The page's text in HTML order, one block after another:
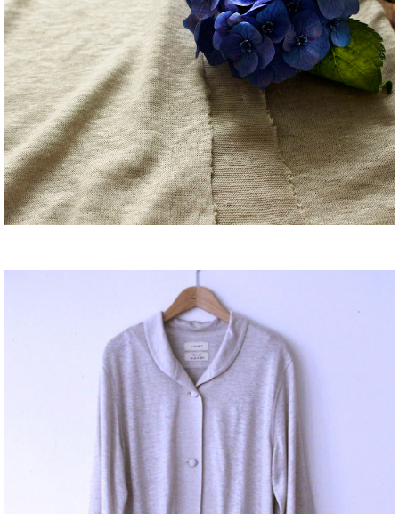
J cotton brushed fabric
Jcコットン裏毛起毛
赤
w180
ふっくらとした、裏毛起毛のニットです。パンツ、スカー
ト、ニットワンピースや、クッションなどにも。生地巾があ
るので、ソファーカバーにも良いかもしれません。
色は、元気な赤。
Fabric cut by meter
[F10146-C02-S01] Jcコットン裏毛起毛
（C90% Na10% w180）
(J cotton brushed fabric [C90% Na10% w180] )